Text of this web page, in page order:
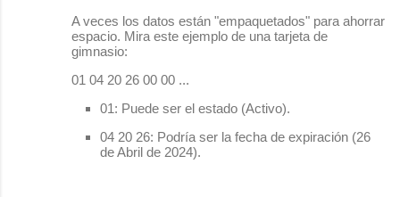
A veces los datos están "empaquetados" para ahorrar
espacio. Mira este ejemplo de una tarjeta de
gimnasio:
01 04 20 26 00 00 ...
01: Puede ser el estado (Activo).
04 20 26: Podría ser la fecha de expiración (26
de Abril de 2024).